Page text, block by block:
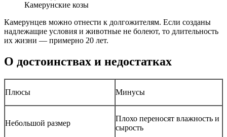
Камерунские козы
Камерунцев можно отнести к долгожителям. Если созданы
надлежащие условия и животные не болеют, то длительность
их жизни — примерно 20 лет.
О достоинствах и недостатках
Плюсы Минусы
Небольшой размер
Плохо переносят влажность и
сырость